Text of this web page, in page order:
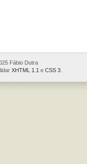
Fábio Dutra
XHTML 1.1 e CSS 3